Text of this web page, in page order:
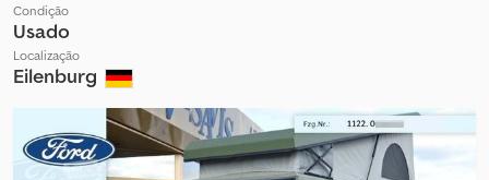
Condição
Usado
Localização
Eilenburg